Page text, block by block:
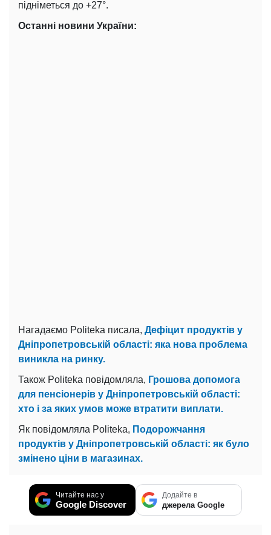
підніметься до +27°.
Останні новини України:
Нагадаємо Politeka писала, Дефіцит продуктів у
Дніпропетровській області: яка нова проблема
виникла на ринку.
Також Politeka повідомляла, Грошова допомога
для пенсіонерів у Дніпропетровській області:
хто і за яких умов може втратити виплати.
Як повідомляла Politeka, Подорожчання
продуктів у Дніпропетровській області: як було
змінено ціни в магазинах.
Читайте нас у
Google Discover
Додайте в
джерела Google